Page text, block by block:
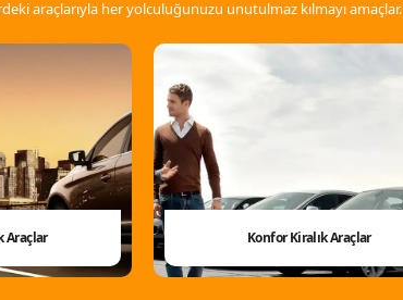
araçlarıyla her yolculuğunuzu unutulmaz kılmayı amaçlar.
Araçlar Konfor Kiralık Araçlar